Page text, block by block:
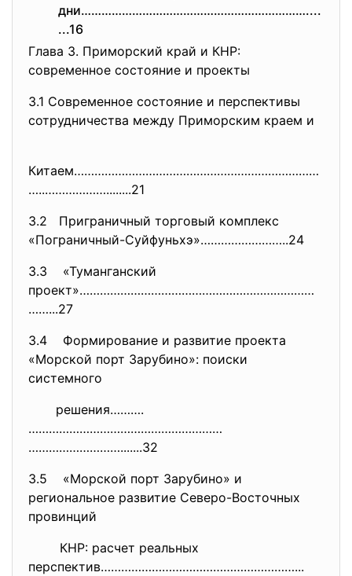
дни…………………………………………………………....
...16
Глава 3. Приморский край и КНР:
современное состояние и проекты
3.1 Современное состояние и перспективы
сотрудничества между Приморским краем и
Китаем………………………………………………………………
…..………………........21
3.2 Приграничный торговый комплекс
«Пограничный-Суйфуньхэ»……………………..24
3.3 «Туманганский
проект»……………………………………………………………
……...27
3.4 Формирование и развитие проекта
«Морской порт Зарубино»: поиски
системного
решения……….
…………………………………………………
……………………….......32
3.5 «Морской порт Зарубино» и
региональное развитие Северо-Восточных
провинций
КНР: расчет реальных
перспектив…………………………………………………...